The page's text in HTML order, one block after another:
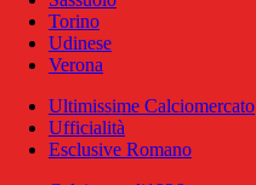
Torino
Udinese
Verona
Ultimissime Calciomercato
Ufficialità
Esclusive Romano